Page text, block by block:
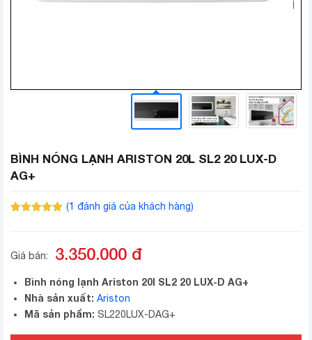
BÌNH NÓNG LẠNH ARISTON 20L SL2 20 LUX-D
AG+
(1 đánh giá của khách hàng)
Giá bán: 3.350.000 đ
Bình nóng lạnh Ariston 20l SL2 20 LUX-D AG+
Nhà sản xuất: Ariston
Mã sản phẩm: SL220LUX-DAG+